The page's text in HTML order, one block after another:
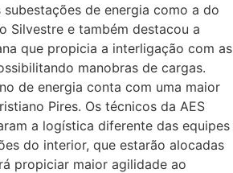
de energia como a do
Silvestre e também destacou a
que propicia a interligação com as
manobras de cargas.
de energia conta com uma maior
Pires. Os técnicos da AES
a logística diferente das equipes
do interior, que estarão alocadas
propiciar maior agilidade ao